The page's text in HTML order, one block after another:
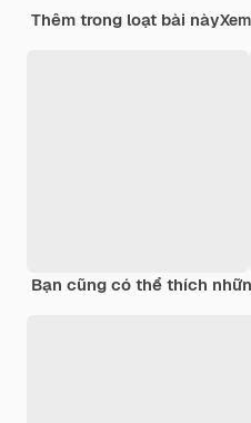
Thêm trong loạt bài này
Bạn cũng có thể thích